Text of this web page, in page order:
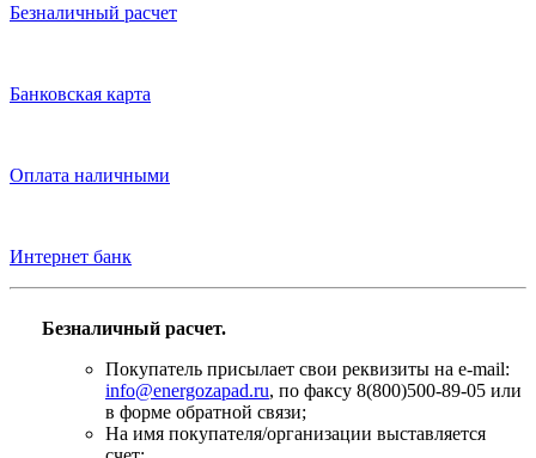
Безналичный расчет
Банковская карта
Оплата наличными
Интернет банк
Безналичный расчет.
Покупатель присылает свои реквизиты на e-mail:
info@energozapad.ru, по факсу 8(800)500-89-05 или
в форме обратной связи;
На имя покупателя/организации выставляется